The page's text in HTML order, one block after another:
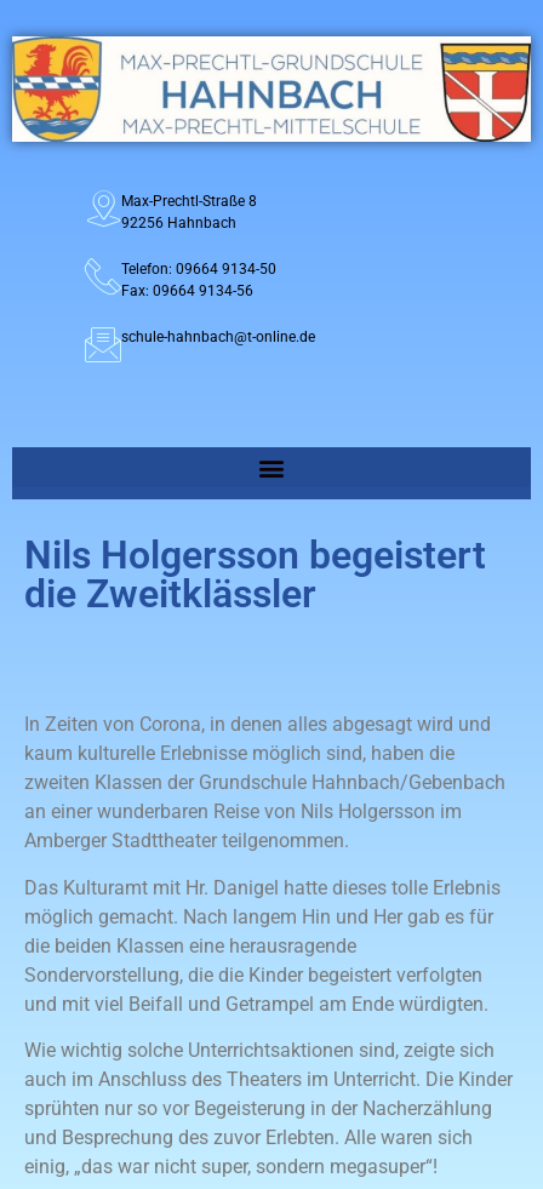
Max-Prechtl-Straße 8
92256 Hahnbach
Telefon: 09664 9134-50
Fax: 09664 9134-56
schule-hahnbach@t-online.de
Nils Holgersson begeistert
die Zweitklässler
In Zeiten von Corona, in denen alles abgesagt wird und
kaum kulturelle Erlebnisse möglich sind, haben die
zweiten Klassen der Grundschule Hahnbach/Gebenbach
an einer wunderbaren Reise von Nils Holgersson im
Amberger Stadttheater teilgenommen.
Das Kulturamt mit Hr. Danigel hatte dieses tolle Erlebnis
möglich gemacht. Nach langem Hin und Her gab es für
die beiden Klassen eine herausragende
Sondervorstellung, die die Kinder begeistert verfolgten
und mit viel Beifall und Getrampel am Ende würdigten.
Wie wichtig solche Unterrichtsaktionen sind, zeigte sich
auch im Anschluss des Theaters im Unterricht. Die Kinder
sprühten nur so vor Begeisterung in der Nacherzählung
und Besprechung des zuvor Erlebten. Alle waren sich
einig, „das war nicht super, sondern megasuper“!